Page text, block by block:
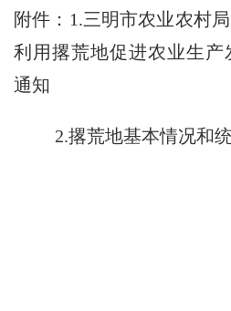
附件： 1.三明市农业农村
利用撂荒地促进农业生产
通知
2.撂荒地基本情况和